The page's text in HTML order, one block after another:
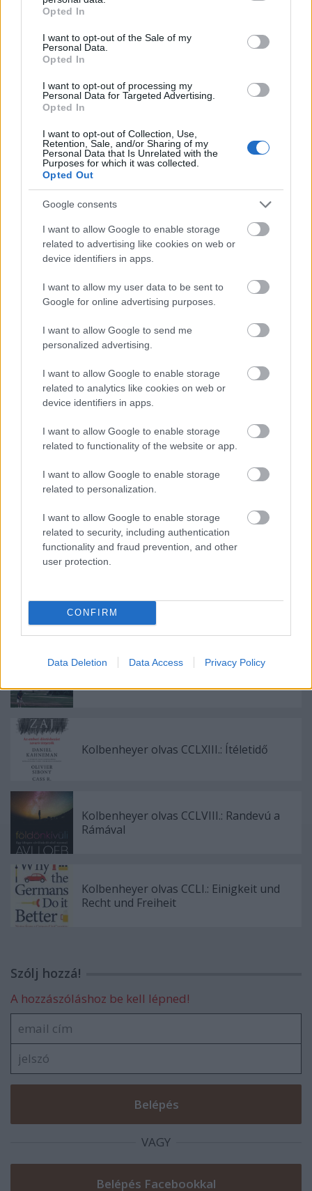
grant or deny consent to Google and its third-party tags to
use your data for below specified purposes in below Google
consent section.
Opted In
I want to opt-out of the Sale of my
Personal Data.
Opted In
I want to opt-out of processing my
Personal Data for Targeted Advertising.
Opted In
I want to opt-out of Collection, Use,
Retention, Sale, and/or Sharing of my
Personal Data that Is Unrelated with the
Purposes for which it was collected.
Opted Out
Google consents
I want to allow Google to enable storage
related to advertising like cookies on web or
device identifiers in apps.
I want to allow my user data to be sent to
Google for online advertising purposes.
I want to allow Google to send me
personalized advertising.
I want to allow Google to enable storage
related to analytics like cookies on web or
device identifiers in apps.
I want to allow Google to enable storage
related to functionality of the website or app.
I want to allow Google to enable storage
related to personalization.
I want to allow Google to enable storage
related to security, including authentication
functionality and fraud prevention, and other
user protection.
CONFIRM
Data Deletion Data Access Privacy Policy
Persze azok számára, akik valamilyen nyugati vallás
újdonságot. A többi, kevésbé szerencsés olvasóm
figyelmét hagy hívjam fel azonban arra, hogy
csaknem kétezer évvel azután, hogy valakit
felszögeztek a fára, mert azt mondta, milyen remek
is lenne, ha az emberek a változatosság kedvéért
kedvesek volnának egymáshoz
Galaxis útikalauz stopposoknak), ideje lenne
magunkévá tenni ezeket a természetes
gondolatokat. Nem hiszem, hogy hinni kell egy
felsőbb hatalom létezésében ahhoz, hogy ne
könyököljünk bele a villamoson a mellettünk álló
gyomrába, csak mert úgy érezzük, hogy megsérti a
privát szféránkat.
Nincsenek világmegváltó gondolataim (hál’
Istennek), de határozottan hiszem, hogy egy kis
odafigyeléssel jelentősen javíthatunk saját és
környezetünk életminőségén, és talán majd egyszer,
hogy odamennénk-e, ha valakit vernek az utcán , hisz
nem lesz, aki verekedjen.
Eleresztjük magunkat, mint levél a szélben.
Címkék:politika gyurcsány vallás eger kopasz rendőr
iii/iii táncolj
hajra magyarok
Ajánlott bejegyzések:
Kolbenheyer olvas CCLXXI.: Számháború
Kolbenheyer olvas CCLXV.: Az
Kolbenheyer olvas CCLXIII.: Ítéletidő
Kolbenheyer olvas CCLVIII.: Randevú a
Rámával
Kolbenheyer olvas CCLI.: Einigkeit und
Recht und Freiheit
Szólj hozzá!
A hozzászóláshoz be kell lépned!
VAGY